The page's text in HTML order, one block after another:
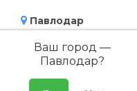
Павлодар
Ваш город —
Павлодар?